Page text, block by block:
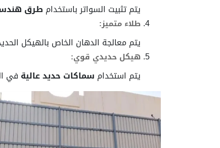
يتم تثبيت السواتر باستخدام طرق
طلاء متميز:
يتم معالجة الدهان الخاص بالهيكل
هيكل حديدي قوي:
يتم استخدام سماكات حديد عالية في